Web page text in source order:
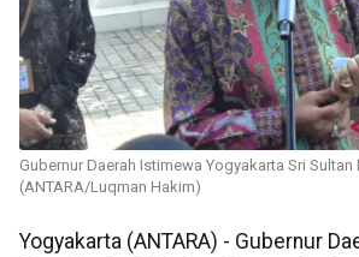
Gubernur Daerah Istimewa Yogyakarta Sri
(ANTARA/Luqman Hakim)
Yogyakarta (ANTARA) - Gubernur